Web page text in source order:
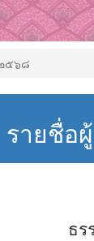
๕๖๘
รายชื่อ
ธร